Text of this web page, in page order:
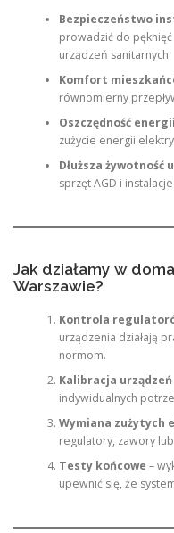
Bezpieczeństwo
prowadzić do
urządzeń sanitarnych.
Komfort
równomierny
Oszczędność energii
zużycie energii
Dłuższa żywotność
sprzęt AGD i
Jak działamy w
Warszawie?
Kontrola
urządzenia działają
normom.
Kalibracja urządzeń
indywidualnych
Wymiana zużytych
regulatory, zawory
Testy końcowe –
upewnić się, że